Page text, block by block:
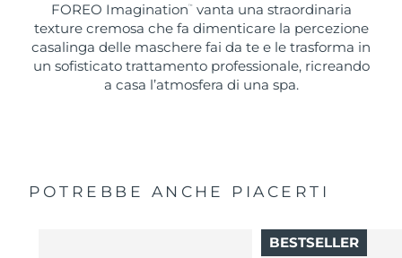
FOREO Imagination ™
vanta una straordinaria
texture cremosa che fa dimenticare la percezione
casalinga delle maschere fai da te e le trasforma in
un sofisticato trattamento professionale, ricreando
a casa l’atmosfera di una spa.
POTREBBE ANCHE PIACERTI
BESTSELLER